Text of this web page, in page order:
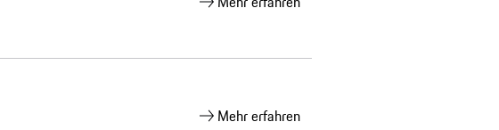
Mehr erfahren